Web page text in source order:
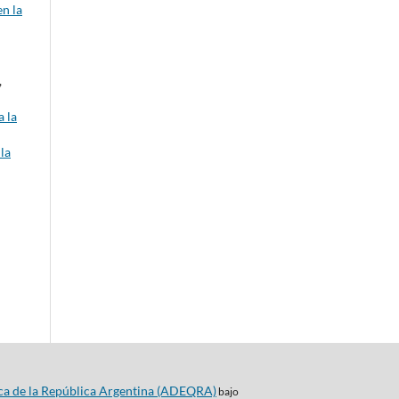
la
,
la
de la República Argentina (ADEQRA) bajo